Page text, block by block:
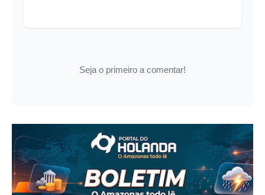
Seja o primeiro a comentar!